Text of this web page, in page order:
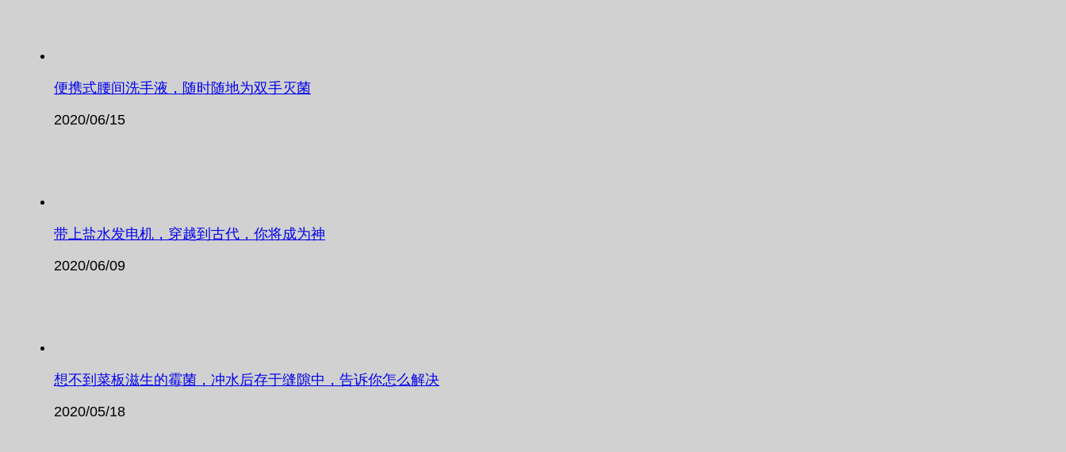
便携式腰间洗手液，随时随地为双手灭菌
2020/06/15
带上盐水发电机，穿越到古代，你将成为神
2020/06/09
想不到菜板滋生的霉菌，冲水后存于缝隙中，告诉你怎么解决
2020/05/18